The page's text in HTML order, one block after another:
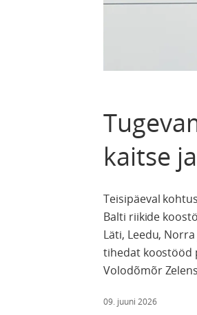
kaitse
Teisipäeval
Balti riikide
Läti, Leedu,
tihedat koostööd
Volodõmõr
09. juuni 2026